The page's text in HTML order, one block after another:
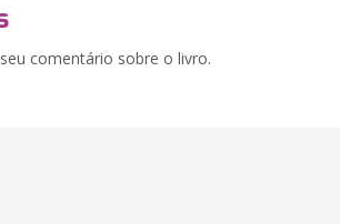
comentário sobre o livro.